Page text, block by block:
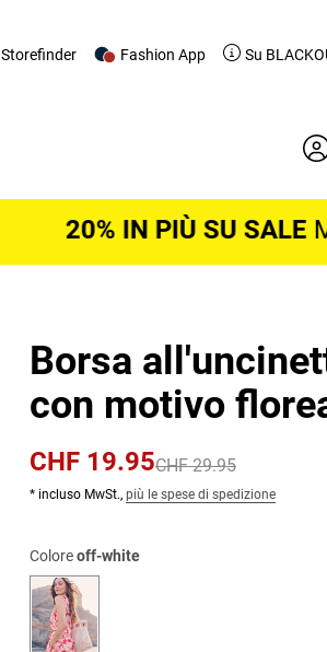
Storefinder Fashion App Su
20% IN PIÙ SU SALEMOLTI
Borsa
con motivo
CHF 29.95
CHF 19.95
* incluso MwSt., più le spese di spedizione
Coloreoff-white
off-white